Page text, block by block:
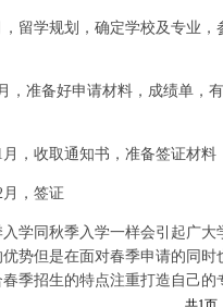
学规划，确定学校及专业，
准备好申请材料，成绩单，有
收取通知书，准备签证材料
，签证
同秋季入学一样会引起广大
势但是在面对春季申请的同
季招生的特点注重打造自己的